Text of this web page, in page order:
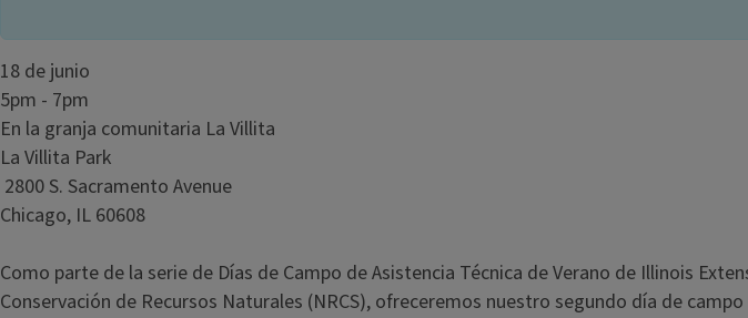
18 de junio
5pm - 7pm
En la granja comunitaria La Villita
La Villita Park
2800 S. Sacramento Avenue
Chicago, IL 60608
Como parte de la serie de Días de Campo de Asistencia Técnica de Verano de Illinois
Conservación de Recursos Naturales (NRCS), ofreceremos nuestro segundo día de